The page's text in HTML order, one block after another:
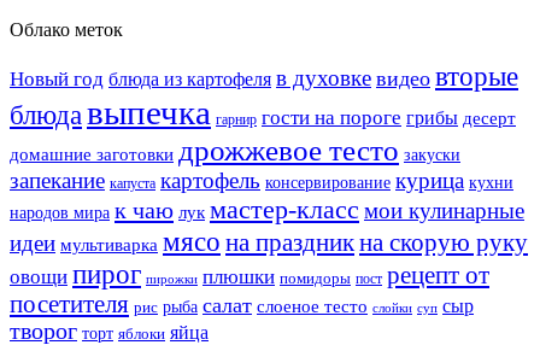
Облако меток
Новый год блюда из картофеля в духовке видео вторые
блюдавыпечка гарнир гости на пороге грибы десерт
домашние заготовки дрожжевое тесто закуски
запекание капуста картофель консервирование курица кухни
народов мира к чаю лук мастер-класс мои кулинарные
идеи мультиварка мясо на праздникна скорую руку
овощи пирог пирожки плюшки помидоры пост рецепт от
посетителя рис рыба салат слоеное тесто слойки суп сыр
творог торт яблоки яйца